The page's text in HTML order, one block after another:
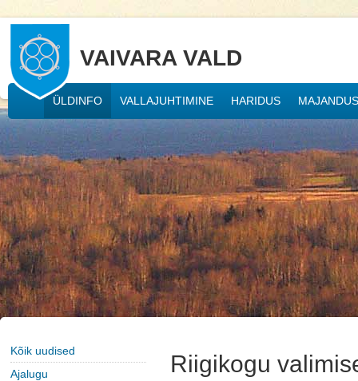
VAIVARA VALD
ÜLDINFO VALLAJUHTIMINE HARIDUS MAJANDUS
Kõik uudised
Ajalugu
Riigikogu